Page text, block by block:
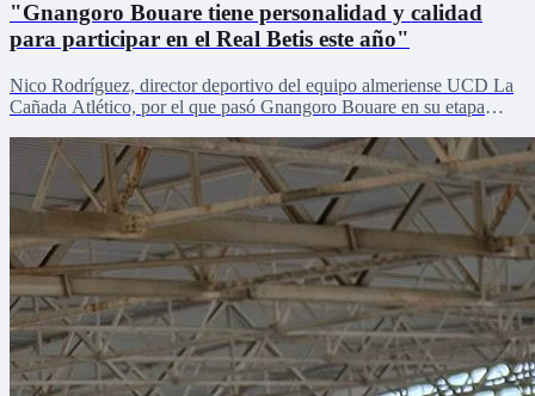
"Gnangoro Bouare tiene personalidad y calidad
para participar en el Real Betis este año"
Nico Rodríguez, director deportivo del equipo almeriense UCD La
Cañada Atlético, por el que pasó Gnangoro Bouare en su etapa
cantera en la pretemporada verdiblanca con Zona Mixta.